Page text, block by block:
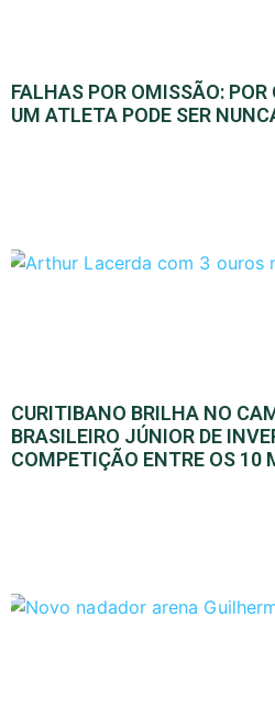
FALHAS POR OMISSÃO: POR
UM ATLETA PODE SER
CURITIBANO BRILHA NO
BRASILEIRO JÚNIOR DE
COMPETIÇÃO ENTRE OS 10